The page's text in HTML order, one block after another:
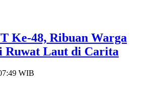
Ke-48, Ribuan Warga
Ruwat Laut di Carita
WIB